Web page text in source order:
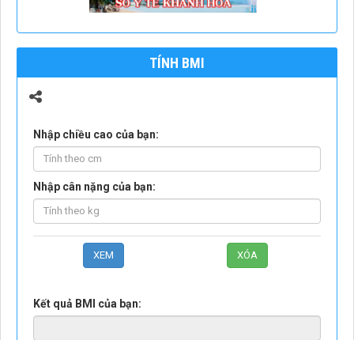
TÍNH BMI
Nhập chiều cao của bạn:
Nhập cân nặng của bạn:
Kết quả BMI của bạn: